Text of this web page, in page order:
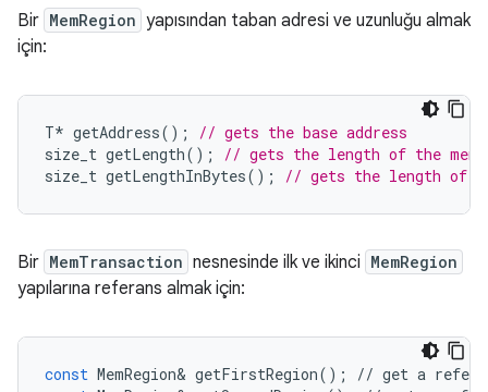
Bir MemRegion yapısından taban adresi ve uzunluğu almak
için:
T* getAddress();
// gets the base address
size_t getLength();
// gets the length of the
size_t getLengthInBytes(); // gets the length of
Bir MemTransaction nesnesinde ilk ve ikinci MemRegion
yapılarına referans almak için:
const MemRegion& getFirstRegion(); // get a